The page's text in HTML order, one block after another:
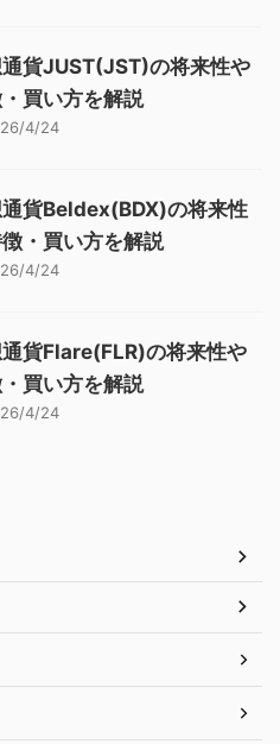
貨JUST(JST)の将来性や
買い方を解説
4/24
貨Beldex(BDX)の将来性
・買い方を解説
4/24
貨Flare(FLR)の将来性や
買い方を解説
4/24